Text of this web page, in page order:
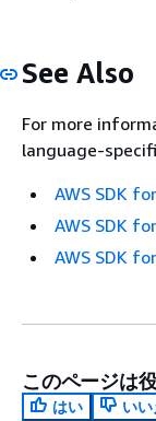
See Also
For more
language-
AWS SDK
AWS SDK
AWS SDK
このページは
はい
いい